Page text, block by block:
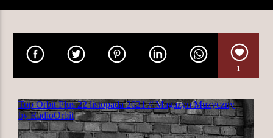
LATO W MUZYCE
TERAZ W RAMÓWCE
1